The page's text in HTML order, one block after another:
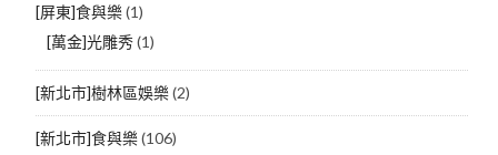
[屏東]食與樂(1)
[萬金]光雕秀(1)
[新北市]樹林區娛樂(2)
[新北市]食與樂(106)